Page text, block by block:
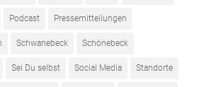
Podcast Pressemitteilungen
Schwanebeck Schönebeck
Sei Du selbst Social Media Standorte